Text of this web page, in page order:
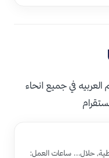
في جميع انحاء
حلال... ساعات العمل: